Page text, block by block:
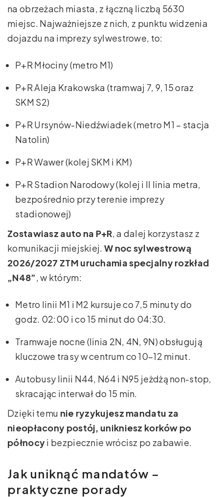
na obrzeżach miasta, z łączną liczbą 5630
miejsc. Najważniejsze z nich, z punktu widzenia
dojazdu na imprezy sylwestrowe, to:
P+R Młociny (metro M1)
P+R Aleja Krakowska (tramwaj 7, 9, 15 oraz
SKM S2)
P+R Ursynów-Niedźwiadek (metro M1 – stacja
Natolin)
P+R Wawer (kolej SKM i KM)
P+R Stadion Narodowy (kolej i II linia metra,
bezpośrednio przy terenie imprezy
stadionowej)
Zostawiasz auto na P+R, a dalej korzystasz z
komunikacji miejskiej. W noc sylwestrową
2026/2027 ZTM uruchamia specjalny rozkład
„N48”, w którym:
Metro linii M1 i M2 kursuje co 7,5 minuty do
godz. 02:00 i co 15 minut do 04:30.
Tramwaje nocne (linia 2N, 4N, 9N) obsługują
kluczowe trasy w centrum co 10–12 minut.
Autobusy linii N44, N64 i N95 jeżdżą non-stop,
skracając interwał do 15 min.
Dzięki temu nie ryzykujesz mandatu za
nieopłacony postój, unikniesz korków po
północyi bezpiecznie wrócisz po zabawie.
Jak uniknąć mandatów –
praktyczne porady